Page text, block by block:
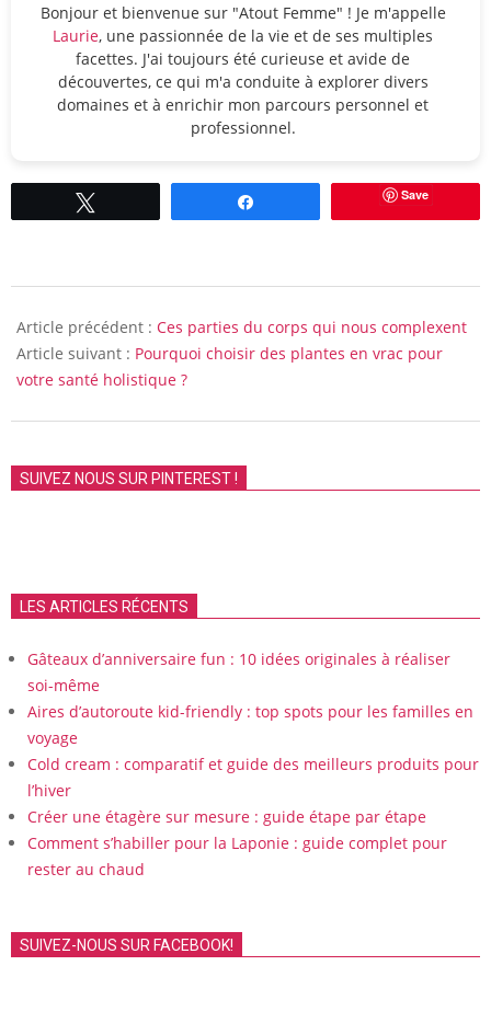
Bonjour et bienvenue sur "Atout Femme" ! Je m'appelle
Laurie, une passionnée de la vie et de ses multiples
facettes. J'ai toujours été curieuse et avide de
découvertes, ce qui m'a conduite à explorer divers
domaines et à enrichir mon parcours personnel et
professionnel.
Save
05-
30
Article précédent : Ces parties du corps qui nous complexent
Article suivant : Pourquoi choisir des plantes en vrac pour
votre santé holistique ?
SUIVEZ NOUS SUR PINTEREST !
LES ARTICLES RÉCENTS
Gâteaux d’anniversaire fun : 10 idées originales à réaliser
soi-même
Aires d’autoroute kid-friendly : top spots pour les familles en
voyage
Cold cream : comparatif et guide des meilleurs produits pour
l’hiver
Créer une étagère sur mesure : guide étape par étape
Comment s’habiller pour la Laponie : guide complet pour
rester au chaud
SUIVEZ-NOUS SUR FACEBOOK!